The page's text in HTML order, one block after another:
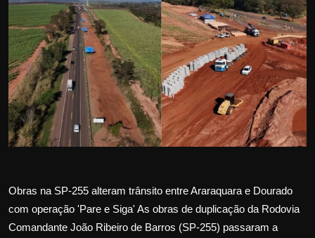
Cultura
Internacional
APOIE
Educação
Política
Saúde
Obras na SP-255 alteram trânsito entre Araraquara e Dourado
com operação 'Pare e Siga' As obras de duplicação da Rodovia
Comandante João Ribeiro de Barros (SP-255) passaram a